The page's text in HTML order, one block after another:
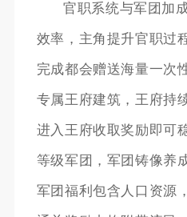
官职系统与军团加
效率，主角提升官职过
完成都会赠送海量一次
专属王府建筑，王府持
进入王府收取奖励即可
等级军团，军团铸像养
军团福利包含人口资源